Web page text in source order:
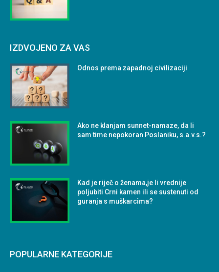
IZDVOJENO ZA VAS
Odnos prema zapadnoj civilizaciji
Ako ne klanjam sunnet-namaze, da li
sam time nepokoran Poslaniku, s.a.v.s.?
Kad je riječ o ženama,je li vrednije
poljubiti Crni kamen ili se sustenuti od
guranja s muškarcima?
POPULARNE KATEGORIJE